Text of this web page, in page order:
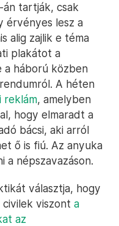
án tartják, csak
érvényes lesz a
alig zajlik e téma
plakátot a
a háború közben
A héten
reklám, amelyben
hogy elmaradt a
bácsi, aki arról
ő is fiú. Az anyuka
a népszavazáson.
választja, hogy
civilek viszont a
az